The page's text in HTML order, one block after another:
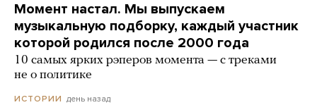
Момент настал. Мы выпускаем
музыкальную подборку, каждый участник
которой родился после 2000 года
10 самых ярких рэперов момента — с треками
не о политике
ИСТОРИИ день назад